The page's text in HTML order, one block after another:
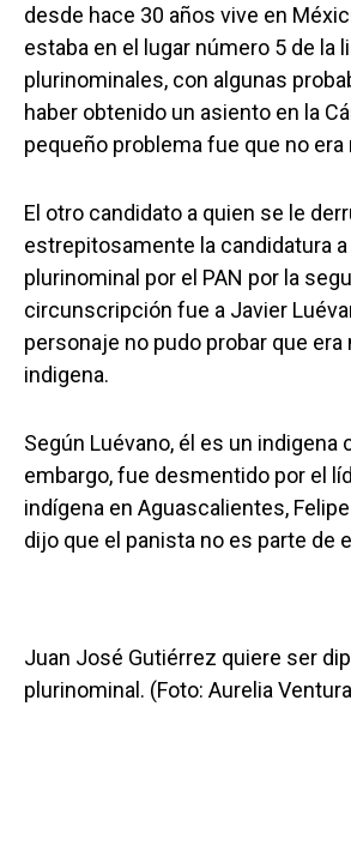
desde hace 30 años vive en
estaba en el lugar número 5 de la
plurinominales, con algunas
haber obtenido un asiento en la
pequeño problema fue que no era
El otro candidato a quien se le
estrepitosamente la candidatura
plurinominal por el PAN por la
circunscripción fue a Javier
personaje no pudo probar que era
indigena.
Según Luévano, él es un indigena
embargo, fue desmentido por el
indígena en Aguascalientes,
dijo que el panista no es parte de
Juan José Gutiérrez quiere ser
plurinominal. (Foto: Aurelia